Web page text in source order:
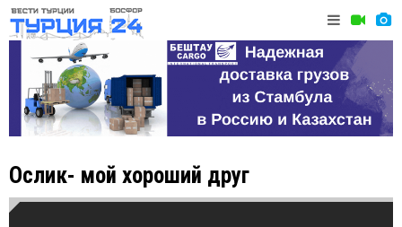
Ослик- мой хороший друг